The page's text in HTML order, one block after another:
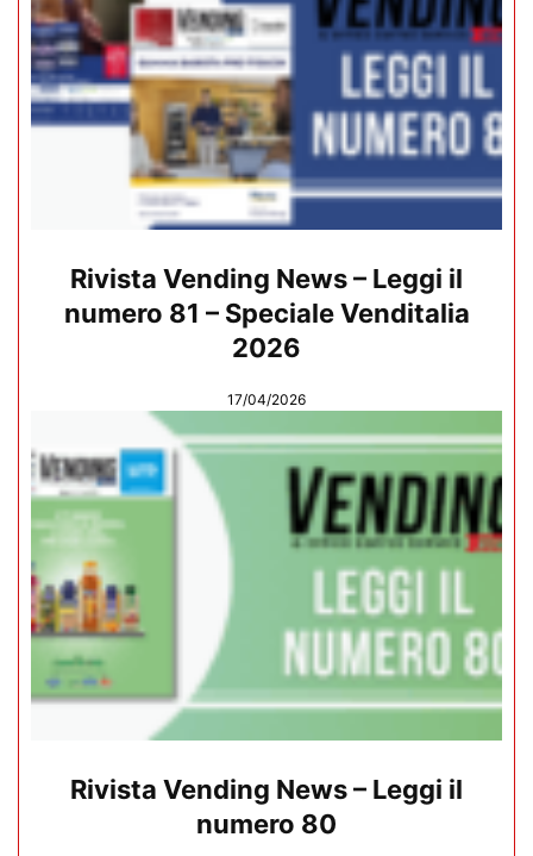
Rivista Vending News – Leggi il
numero 81 – Speciale Venditalia
2026
17/04/2026
Rivista Vending News – Leggi il
numero 80